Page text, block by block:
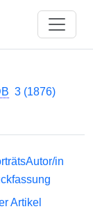
3 (1876)
Autor/in
Artikel